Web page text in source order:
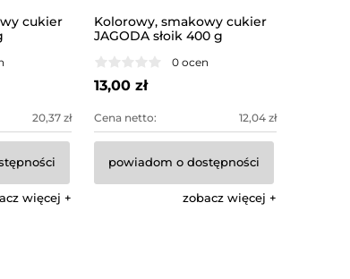
cukier
20,37 zł
więcej
Kolorowy, smakowy cukier
JAGODA słoik 400 g
0 ocen
13,00 zł
Cena netto: 12,04 zł
powiadom o dostępności
zobacz więcej